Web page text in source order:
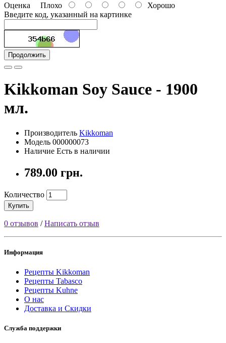
Оценка Плохо
Хорошо
Введите код, указанный на картинке
Продолжить
Kikkoman Soy Sauce - 1900
мл.
Производитель Kikkoman
Модель 000000073
Наличие Есть в наличии
789.00 грн.
Количество
Купить
0 отзывов /Написать отзыв
Информация
Рецепты Kikkoman
Рецепты Tabasco
Рецепты Kuhne
О нас
Доставка и Скидки
Служба поддержки